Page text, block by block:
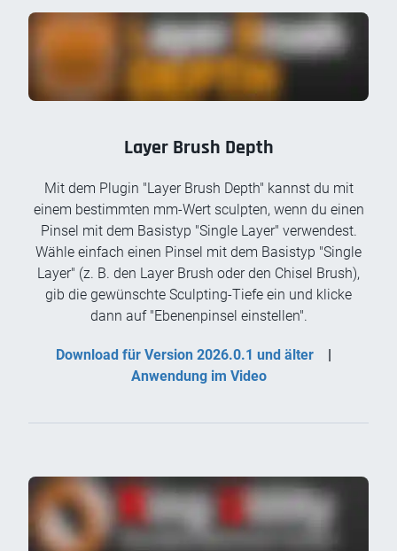
Layer Brush Depth
Mit dem Plugin "Layer Brush Depth" kannst du mit
einem bestimmten mm-Wert sculpten, wenn du einen
Pinsel mit dem Basistyp "Single Layer" verwendest.
Wähle einfach einen Pinsel mit dem Basistyp "Single
Layer" (z. B. den Layer Brush oder den Chisel Brush),
gib die gewünschte Sculpting-Tiefe ein und klicke
dann auf "Ebenenpinsel einstellen".
Download für Version 2026.0.1 und älter
|
Anwendung im Video